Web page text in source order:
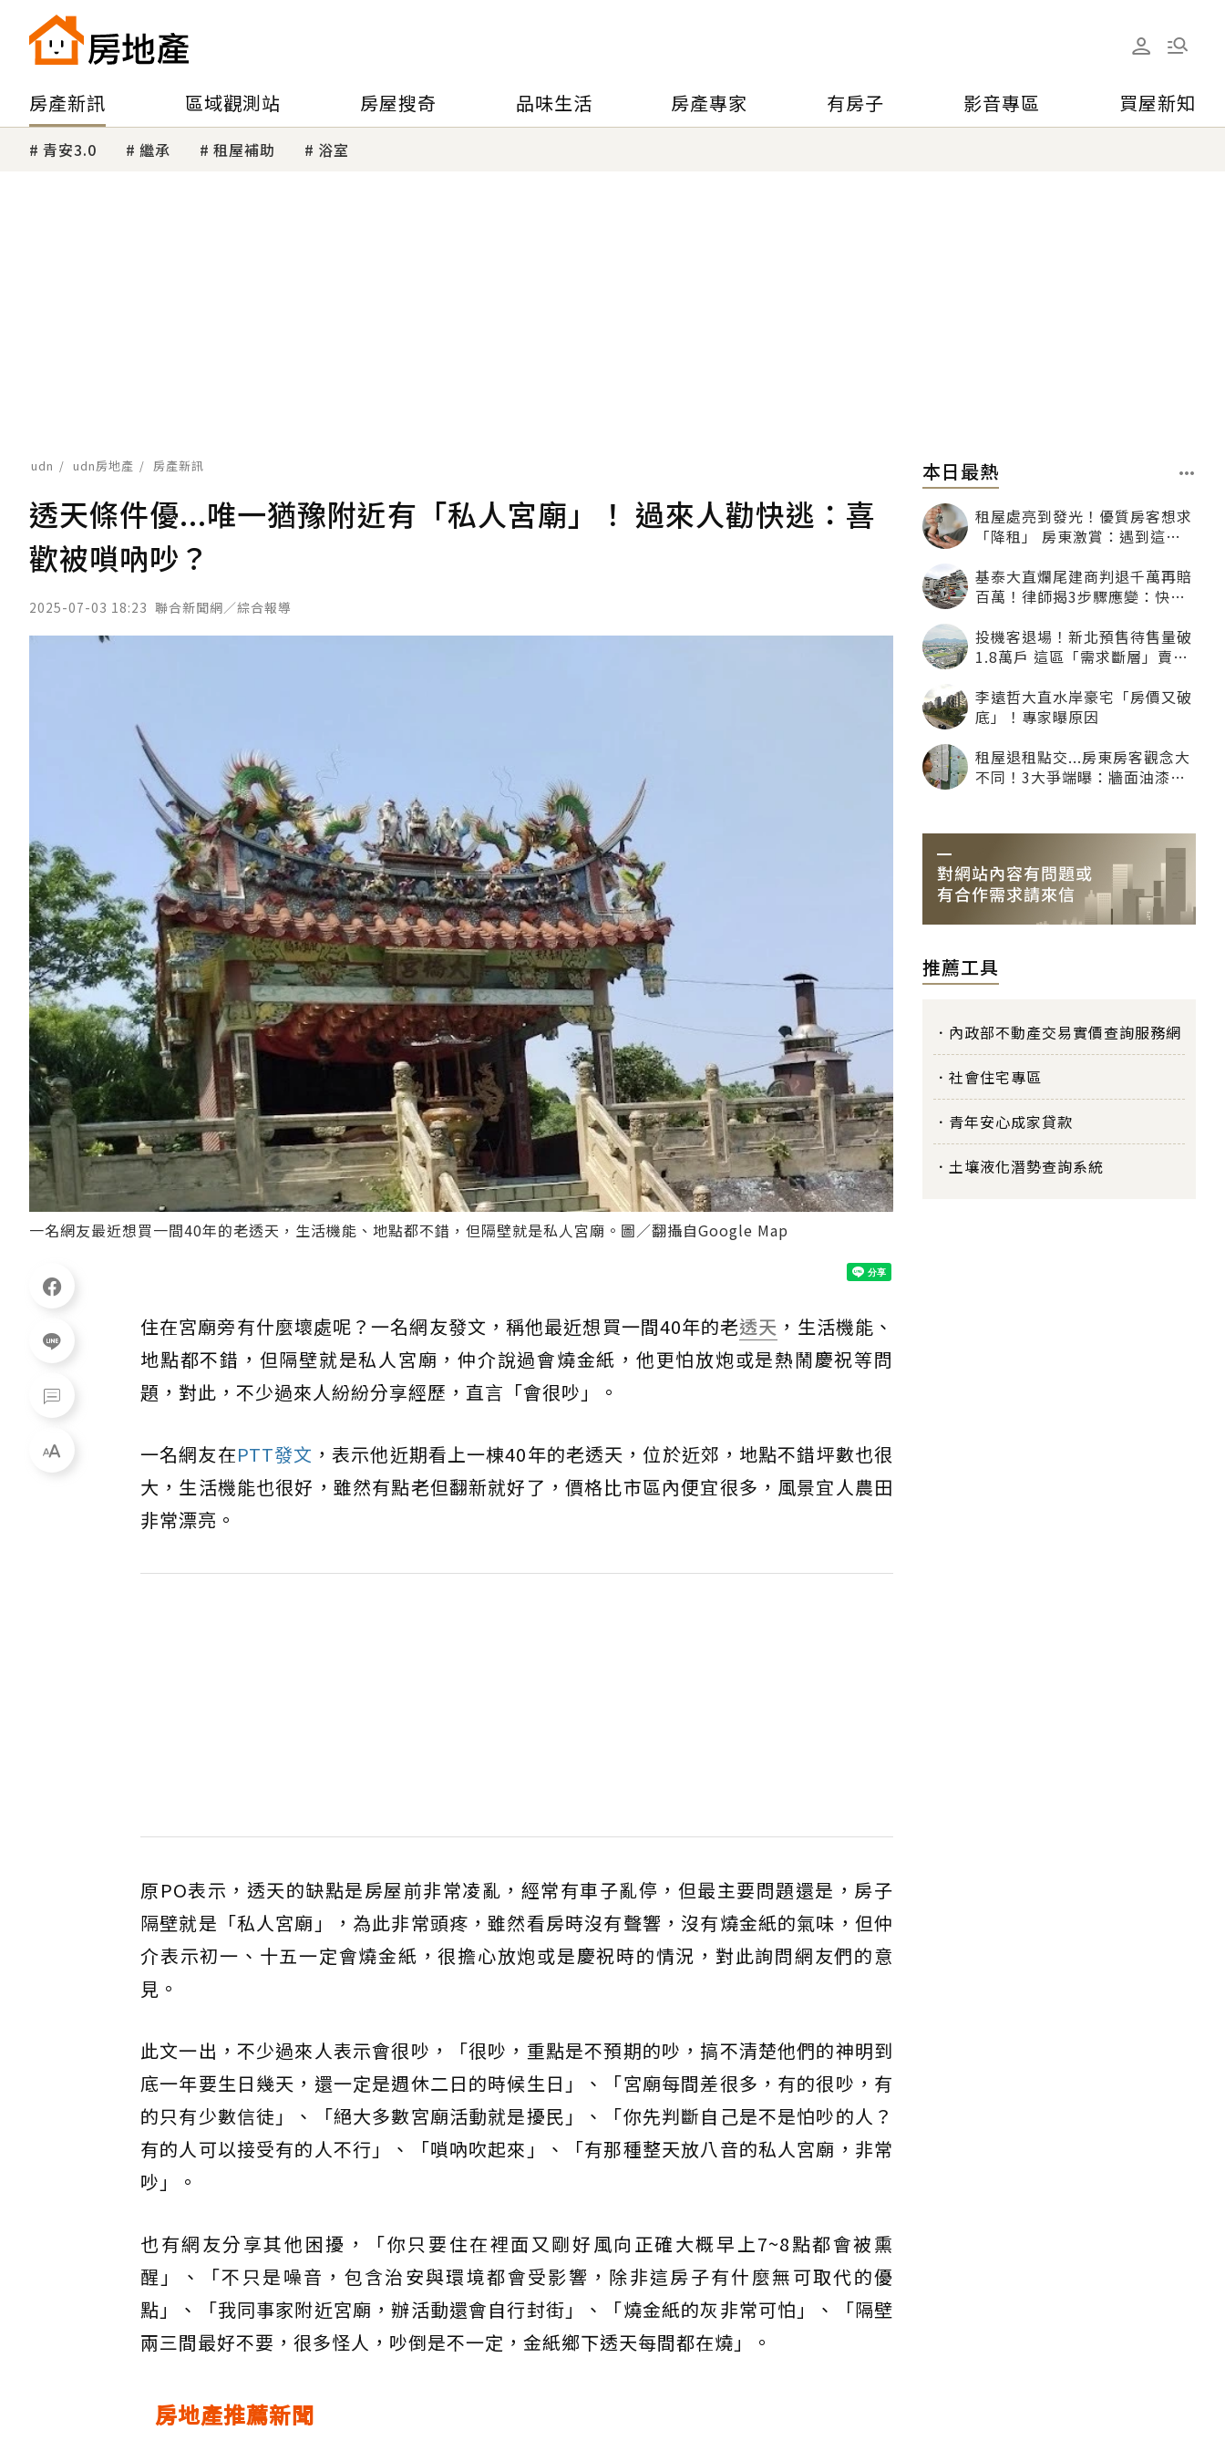
房產新訊 區域觀測站 房屋搜奇 品味生活 房產專家 有房子 影音專區 買屋新知
青安3.0 繼承 租屋補助 浴室
udn udn房地產 房產新訊
透天條件優...唯一猶豫附近有「私人宮廟」！ 過來人勸快逃：喜
歡被嗩吶吵？
2025-07-03 18:23 聯合新聞網／綜合報導
一名網友最近想買一間40年的老透天，生活機能、地點都不錯，但隔壁就是私人宮廟。圖／翻攝自Google Map
住在宮廟旁有什麼壞處呢？一名網友發文，稱他最近想買一間40年的老透天 ，生活機能、
地點都不錯，但隔壁就是私人宮廟，仲介說過會燒金紙，他更怕放炮或是熱鬧慶祝等問
題，對此，不少過來人紛紛分享經歷，直言「會很吵」。
一名網友在PTT發文 ，表示他近期看上一棟40年的老透天，位於近郊，地點不錯坪數也很
大，生活機能也很好，雖然有點老但翻新就好了，價格比市區內便宜很多，風景宜人農田
非常漂亮。
原PO表示，透天的缺點是房屋前非常凌亂，經常有車子亂停，但最主要問題還是，房子
隔壁就是「私人宮廟」，為此非常頭疼，雖然看房時沒有聲響，沒有燒金紙的氣味，但仲
介表示初一、十五一定會燒金紙，很擔心放炮或是慶祝時的情況，對此詢問網友們的意
見。
此文一出，不少過來人表示會很吵，「很吵，重點是不預期的吵，搞不清楚他們的神明到
底一年要生日幾天，還一定是週休二日的時候生日」、「宮廟每間差很多，有的很吵，有
的只有少數信徒」、「絕大多數宮廟活動就是擾民」、「你先判斷自己是不是怕吵的人？
有的人可以接受有的人不行」、「嗩吶吹起來」、「有那種整天放八音的私人宮廟，非常
吵」。
也有網友分享其他困擾，「你只要住在裡面又剛好風向正確大概早上7~8點都會被熏
醒」、「不只是噪音，包含治安與環境都會受影響，除非這房子有什麼無可取代的優
點」、「我同事家附近宮廟，辦活動還會自行封街」、「燒金紙的灰非常可怕」、「隔壁
兩三間最好不要，很多怪人，吵倒是不一定，金紙鄉下透天每間都在燒」。
房地產推薦新聞
本日最熱
租屋處亮到發光！優質房客想求
「降租」 房東激賞：遇到這種
基泰大直爛尾建商判退千萬再賠
百萬！律師揭3步驟應變：快通
投機客退場！新北預售待售量破
1.8萬戶 這區「需求斷層」賣壓
李遠哲大直水岸豪宅「房價又破
底」！專家曝原因
租屋退租點交...房東房客觀念大
不同！3大爭端曝：牆面油漆、
推薦工具
內政部不動產交易實價查詢服務網
社會住宅專區
青年安心成家貸款
土壤液化潛勢查詢系統